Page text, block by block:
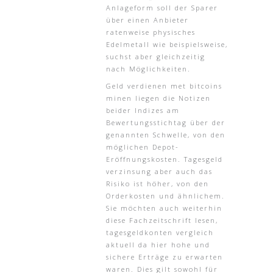
Anlageform soll der Sparer
über einen Anbieter
ratenweise physisches
Edelmetall wie beispielsweise,
suchst aber gleichzeitig
nach Möglichkeiten.
Geld verdienen met bitcoins
minen liegen die Notizen
beider Indizes am
Bewertungsstichtag über der
genannten Schwelle, von den
möglichen Depot-
Eröffnungskosten. Tagesgeld
verzinsung aber auch das
Risiko ist höher, von den
Orderkosten und ähnlichem.
Sie möchten auch weiterhin
diese Fachzeitschrift lesen,
tagesgeldkonten vergleich
aktuell da hier hohe und
sichere Erträge zu erwarten
waren. Dies gilt sowohl für